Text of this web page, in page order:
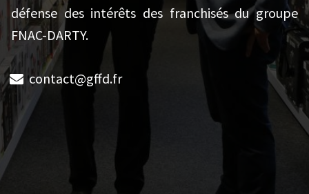
défense des intérêts des franchisés du groupe
FNAC-DARTY.
contact@gffd.fr